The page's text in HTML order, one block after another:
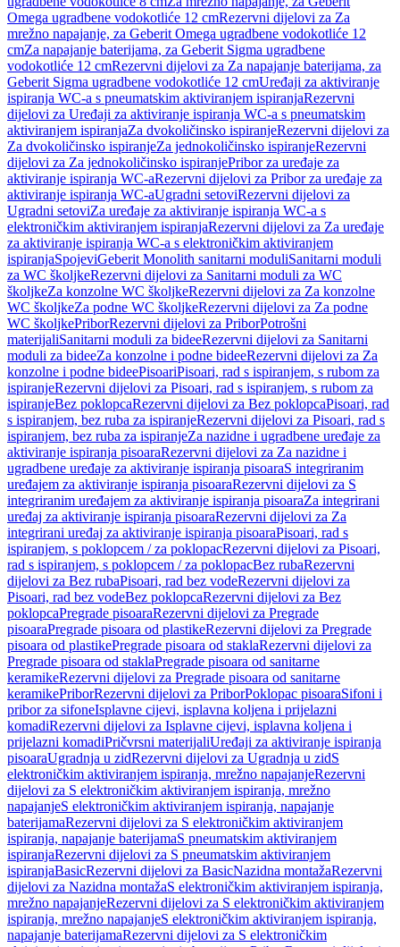
Omega ugradbene vodokotliće 12 cmRezervni dijelovi za Za
mrežno napajanje, za Geberit Omega ugradbene vodokotliće 12
cmZa napajanje baterijama, za Geberit Sigma ugradbene
vodokotliće 12 cmRezervni dijelovi za Za napajanje baterijama, za
Geberit Sigma ugradbene vodokotliće 12 cmUređaji za aktiviranje
ispiranja WC-a s pneumatskim aktiviranjem ispiranjaRezervni
dijelovi za Uređaji za aktiviranje ispiranja WC-a s pneumatskim
aktiviranjem ispiranjaZa dvokoličinsko ispiranjeRezervni dijelovi za
Za dvokoličinsko ispiranjeZa jednokoličinsko ispiranjeRezervni
dijelovi za Za jednokoličinsko ispiranjePribor za uređaje za
aktiviranje ispiranja WC-aRezervni dijelovi za Pribor za uređaje za
aktiviranje ispiranja WC-aUgradni setoviRezervni dijelovi za
Ugradni setoviZa uređaje za aktiviranje ispiranja WC-a s
elektroničkim aktiviranjem ispiranjaRezervni dijelovi za Za uređaje
za aktiviranje ispiranja WC-a s elektroničkim aktiviranjem
ispiranjaSpojeviGeberit Monolith sanitarni moduliSanitarni moduli
za WC školjkeRezervni dijelovi za Sanitarni moduli za WC
školjkeZa konzolne WC školjkeRezervni dijelovi za Za konzolne
WC školjkeZa podne WC školjkeRezervni dijelovi za Za podne
WC školjkePriborRezervni dijelovi za PriborPotrošni
materijaliSanitarni moduli za bideeRezervni dijelovi za Sanitarni
moduli za bideeZa konzolne i podne bideeRezervni dijelovi za Za
konzolne i podne bideePisoariPisoari, rad s ispiranjem, s rubom za
ispiranjeRezervni dijelovi za Pisoari, rad s ispiranjem, s rubom za
ispiranjeBez poklopcaRezervni dijelovi za Bez poklopcaPisoari, rad
s ispiranjem, bez ruba za ispiranjeRezervni dijelovi za Pisoari, rad s
ispiranjem, bez ruba za ispiranjeZa nazidne i ugradbene uređaje za
aktiviranje ispiranja pisoaraRezervni dijelovi za Za nazidne i
ugradbene uređaje za aktiviranje ispiranja pisoaraS integriranim
uređajem za aktiviranje ispiranja pisoaraRezervni dijelovi za S
integriranim uređajem za aktiviranje ispiranja pisoaraZa integrirani
uređaj za aktiviranje ispiranja pisoaraRezervni dijelovi za Za
integrirani uređaj za aktiviranje ispiranja pisoaraPisoari, rad s
ispiranjem, s poklopcem / za poklopacRezervni dijelovi za Pisoari,
rad s ispiranjem, s poklopcem / za poklopacBez rubaRezervni
dijelovi za Bez rubaPisoari, rad bez vodeRezervni dijelovi za
Pisoari, rad bez vodeBez poklopcaRezervni dijelovi za Bez
poklopcaPregrade pisoaraRezervni dijelovi za Pregrade
pisoaraPregrade pisoara od plastikeRezervni dijelovi za Pregrade
pisoara od plastikePregrade pisoara od staklaRezervni dijelovi za
Pregrade pisoara od staklaPregrade pisoara od sanitarne
keramikeRezervni dijelovi za Pregrade pisoara od sanitarne
keramikePriborRezervni dijelovi za PriborPoklopac pisoaraSifoni i
pribor za sifoneIsplavne cijevi, isplavna koljena i prijelazni
komadiRezervni dijelovi za Isplavne cijevi, isplavna koljena i
prijelazni komadiPričvrsni materijaliUređaji za aktiviranje ispiranja
pisoaraUgradnja u zidRezervni dijelovi za Ugradnja u zidS
elektroničkim aktiviranjem ispiranja, mrežno napajanjeRezervni
dijelovi za S elektroničkim aktiviranjem ispiranja, mrežno
napajanjeS elektroničkim aktiviranjem ispiranja, napajanje
baterijamaRezervni dijelovi za S elektroničkim aktiviranjem
ispiranja, napajanje baterijamaS pneumatskim aktiviranjem
ispiranjaRezervni dijelovi za S pneumatskim aktiviranjem
ispiranjaBasicRezervni dijelovi za BasicNazidna montažaRezervni
dijelovi za Nazidna montažaS elektroničkim aktiviranjem ispiranja,
mrežno napajanjeRezervni dijelovi za S elektroničkim aktiviranjem
ispiranja, mrežno napajanjeS elektroničkim aktiviranjem ispiranja,
napajanje baterijamaRezervni dijelovi za S elektroničkim